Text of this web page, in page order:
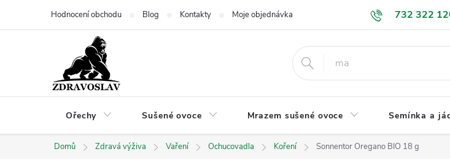
732 322
Hodnocení obchodu Blog Kontakty Moje objednávka GDPR a ochrana osobních údajů
Ořechy Sušené ovoce Mrazem sušené ovoce Semínka a
Domů Zdravá výživa Vaření Ochucovadla Koření Sonnentor Oregano BIO 18 g